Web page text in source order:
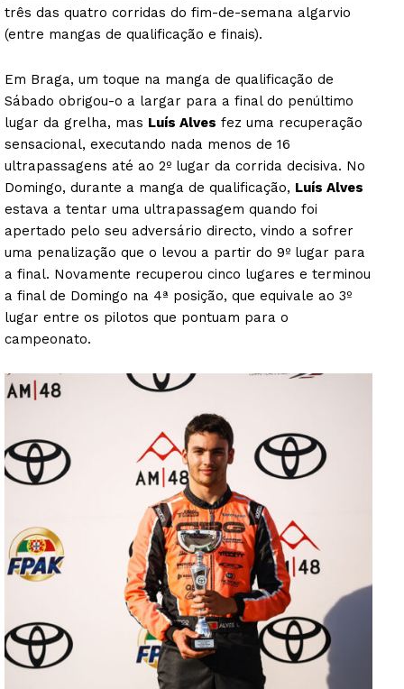
três das quatro corridas do fim-de-semana algarvio
(entre mangas de qualificação e finais).
Em Braga, um toque na manga de qualificação de
Sábado obrigou-o a largar para a final do penúltimo
lugar da grelha, mas Luís Alves fez uma recuperação
sensacional, executando nada menos de 16
ultrapassagens até ao 2º lugar da corrida decisiva. No
Domingo, durante a manga de qualificação, Luís Alves
estava a tentar uma ultrapassagem quando foi
apertado pelo seu adversário directo, vindo a sofrer
uma penalização que o levou a partir do 9º lugar para
a final. Novamente recuperou cinco lugares e terminou
a final de Domingo na 4ª posição, que equivale ao 3º
lugar entre os pilotos que pontuam para o
campeonato.